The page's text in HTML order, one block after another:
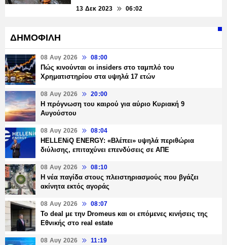
13 Δεκ 2023 06:02
ΔΗΜΟΦΙΛΗ
08 Αυγ 2026 08:00
Πώς κινούνται οι insiders στο ταμπλό του
Χρηματιστηρίου στα υψηλά 17 ετών
08 Αυγ 2026 20:00
Η πρόγνωση του καιρού για αύριο Κυριακή 9
Αυγούστου
08 Αυγ 2026 08:04
HELLENiQ ENERGY: «Βλέπει» υψηλά περιθώρια
διύλισης, επιταχύνει επενδύσεις σε ΑΠΕ
08 Αυγ 2026 08:10
Η νέα παγίδα στους πλειστηριασμούς που βγάζει
ακίνητα εκτός αγοράς
08 Αυγ 2026 08:07
Το deal με την Dromeus και οι επόμενες κινήσεις της
Εθνικής στο real estate
08 Αυγ 2026 11:19